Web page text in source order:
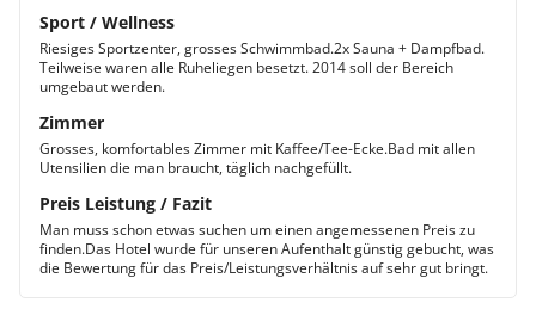
Sport / Wellness
Riesiges Sportzenter, grosses Schwimmbad.2x Sauna + Dampfbad.
Teilweise waren alle Ruheliegen besetzt. 2014 soll der Bereich
umgebaut werden.
Zimmer
Grosses, komfortables Zimmer mit Kaffee/Tee-Ecke.Bad mit allen
Utensilien die man braucht, täglich nachgefüllt.
Preis Leistung / Fazit
Man muss schon etwas suchen um einen angemessenen Preis zu
finden.Das Hotel wurde für unseren Aufenthalt günstig gebucht, was
die Bewertung für das Preis/Leistungsverhältnis auf sehr gut bringt.